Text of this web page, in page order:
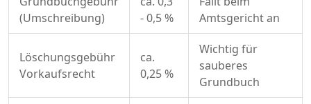
(Umschreibung)
- 0,5 %
Amtsgericht an
Löschungsgebühr
Vorkaufsrecht
ca.
0,25 %
Wichtig für
sauberes
Grundbuch